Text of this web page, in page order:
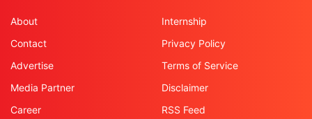
About
Contact
Advertise
Media Partner
Career
Internship
Privacy Policy
Terms of Service
Disclaimer
RSS Feed